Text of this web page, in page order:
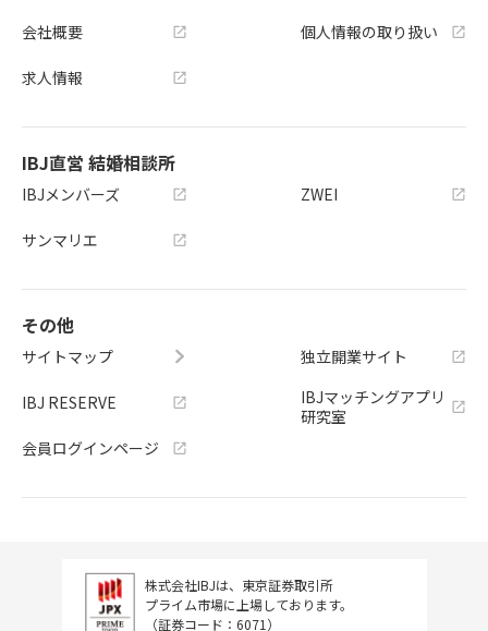
会社概要
求人情報
個人情報の取り扱い
IBJ直営 結婚相談所
IBJメンバーズ
サンマリエ
ZWEI
その他
サイトマップ
IBJ RESERVE
会員ログインページ
独立開業サイト
IBJマッチングアプリ
研究室
株式会社IBJは、東京証券取引所
プライム市場に上場しております。
（証券コード：6071）